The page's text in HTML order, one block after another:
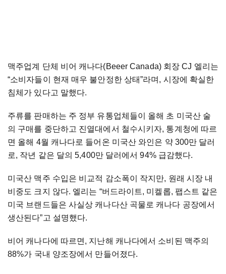
맥주업계 단체 비어 캐나다(Beeer Canada) 회장 CJ 엘리는
“소비자들이 현재 매우 불안정한 상태”라며, 시장에 확실한
침체가 있다고 말했다.
주류를 판매하는 주 정부 유통업체들이 올해 초 미국산 술
의 구매를 중단하고 진열대에서 철수시키자, 통계청에 따르
면 올해 4월 캐나다로 들어온 미국산 와인은 약 300만 달러
로, 작년 같은 달의 5,400만 달러에서 94% 급감했다.
미국산 맥주 수입은 비교적 감소폭이 작지만, 원래 시장 내
비중도 크지 않다. 엘리는 “버드라이트, 미켈롭, 팹스트 같은
미국 브랜드들은 사실상 캐나다산 곡물로 캐나다 공장에서
생산된다”고 설명했다.
비어 캐나다에 따르면, 지난해 캐나다에서 소비된 맥주의
88%가 국내 양조장에서 만들어졌다.